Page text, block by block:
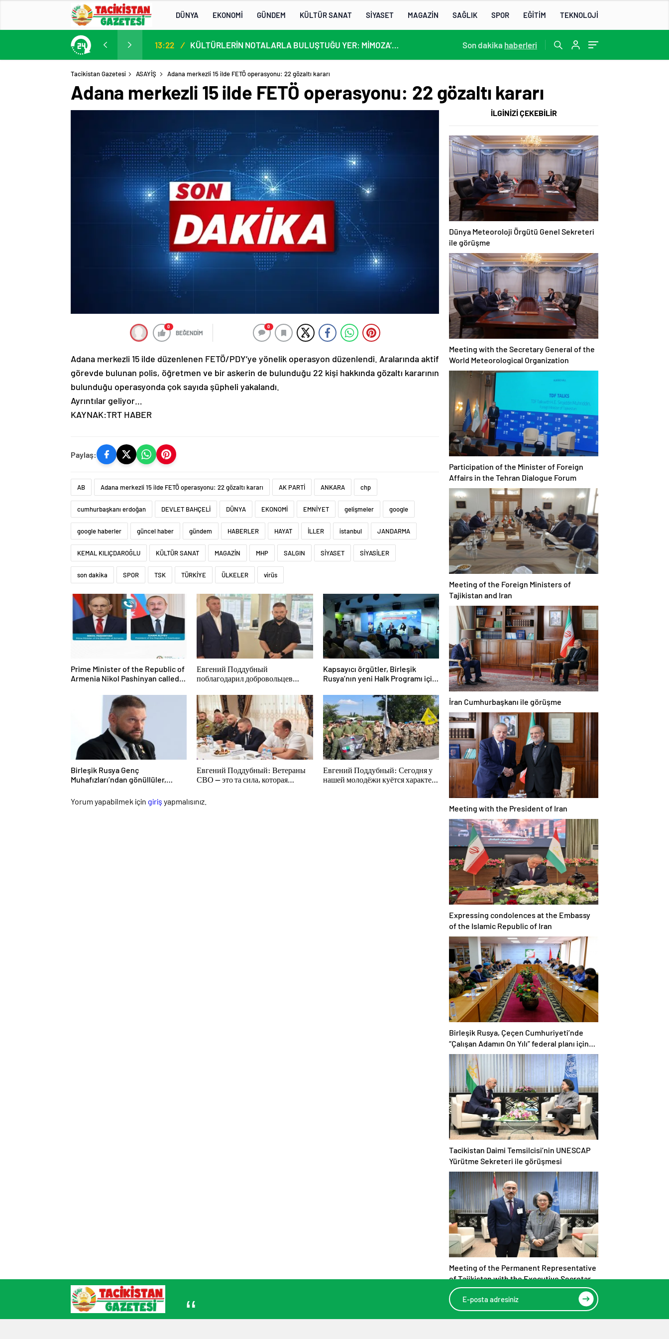
DÜNYA EKONOMİ GÜNDEM KÜLTÜR SANAT SİYASET MAGAZİN SAĞLIK SPOR EĞİTİM TEKNOLOJİ
13. AB-Orta Asya Yüksek Düzeyli Siyasi ve Güvenlik Diyaloğuna Katılım 13:22 / KÜLTÜRLERİN NOTALARLA BULUŞTUĞU YER: MİMOZA’M KAFE’DE DOSTLUK RÜZGARI! 22:07 /
Son dakika haberleri
Tacikistan Gazetesi ASAYİŞ Adana merkezli 15 ilde FETÖ operasyonu: 22 gözaltı kararı
Adana merkezli 15 ilde FETÖ operasyonu: 22 gözaltı kararı
0
BEĞENDİM
0
Adana merkezli 15 ilde düzenlenen FETÖ/PDY’ye yönelik operasyon düzenlendi. Aralarında aktif
görevde bulunan polis, öğretmen ve bir askerin de bulunduğu 22 kişi hakkında gözaltı kararının
bulunduğu operasyonda çok sayıda şüpheli yakalandı.
Ayrıntılar geliyor…
KAYNAK:TRT HABER
Paylaş:
AB Adana merkezli 15 ilde FETÖ operasyonu: 22 gözaltı kararı AK PARTİ ANKARA chp
cumhurbaşkanı erdoğan DEVLET BAHÇELİ DÜNYA EKONOMİ EMNİYET gelişmeler google
google haberler güncel haber gündem HABERLER HAYAT İLLER istanbul JANDARMA
KEMAL KILIÇDAROĞLU KÜLTÜR SANAT MAGAZİN MHP SALGIN SİYASET SİYASİLER
son dakika SPOR TSK TÜRKİYE ÜLKELER virüs
Prime Minister of the Republic of
Armenia Nikol Pashinyan called
Azerbaijan Ilham Aliyev
Евгений Поддубный
поблагодарил добровольцев
мужество в спасении
пострадавших от обстрелов
Kapsayıcı örgütler, Birleşik
Rusya’nın yeni Halk Programı için
sundu
Birleşik Rusya Genç
Muhafızları’ndan gönüllüler,
söndürücüler ve jeneratörler
konusunda yardımcı olacak
Евгений Поддубный: Ветераны
СВО — это та сила, которая
Евгений Поддубный: Сегодня у
нашей молодёжи куётся характер
Yorum yapabilmek için giriş yapmalısınız.
İLGİNİZİ ÇEKEBİLİR
Dünya Meteoroloji Örgütü Genel Sekreteri
ile görüşme
Meeting with the Secretary General of the
World Meteorological Organization
Participation of the Minister of Foreign
Affairs in the Tehran Dialogue Forum
Meeting of the Foreign Ministers of
Tajikistan and Iran
İran Cumhurbaşkanı ile görüşme
Meeting with the President of Iran
Expressing condolences at the Embassy
of the Islamic Republic of Iran
Birleşik Rusya, Çeçen Cumhuriyeti’nde
“Çalışan Adamın On Yılı” federal planı için
bir dizi öneri düzenledi
Tacikistan Daimi Temsilcisi’nin UNESCAP
Yürütme Sekreteri ile görüşmesi
Meeting of the Permanent Representative
of Tajikistan with the Executive Secretary
of UNESCAP